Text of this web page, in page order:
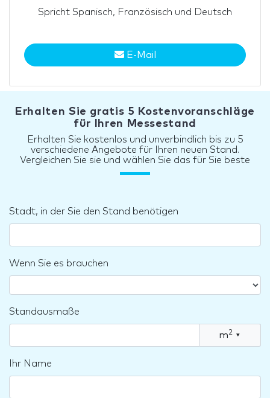
Spricht Spanisch, Französisch und Deutsch
E-Mail
Erhalten Sie gratis 5 Kostenvoranschläge
für Ihren Messestand
Erhalten Sie kostenlos und unverbindlich bis zu 5
verschiedene Angebote für Ihren neuen Stand.
Vergleichen Sie sie und wählen Sie das für Sie beste
Stadt, in der Sie den Stand benötigen
Wenn Sie es brauchen
Standausmaße
m2 ▾
Ihr Name